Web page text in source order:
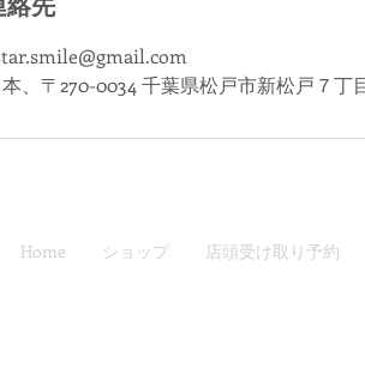
本、〒270-0034 千葉県松戸市新松戸７丁
Home ショップ 店頭受け取り予約